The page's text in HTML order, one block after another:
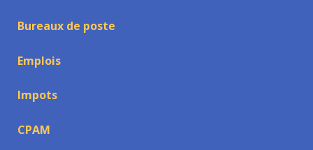
Bureaux de poste
Emplois
Impots
CPAM